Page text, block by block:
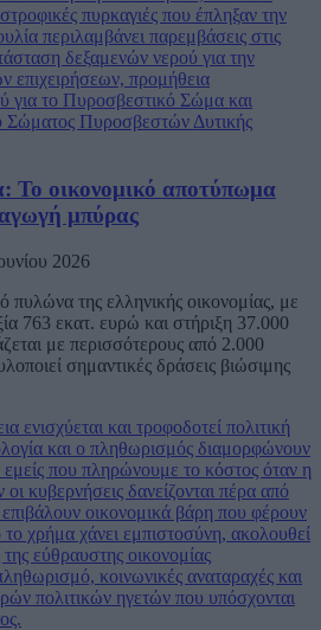
Το οικονομικό αποτύπωμα
μπύρας
2026
πυλώνα της ελληνικής οικονομίας, με
763 εκατ. ευρώ και στήριξη 37.000
με περισσότερους από 2.000
σημαντικές δράσεις βιώσιμης